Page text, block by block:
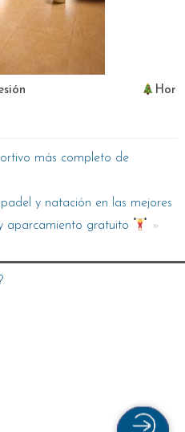
más completo de
y natación en las mejores
aparcamiento gratuito